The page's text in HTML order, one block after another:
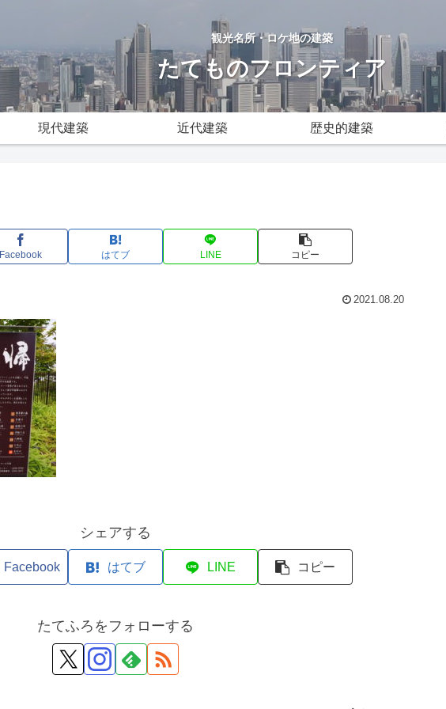
観光名所・ロケ地の建築
たてものフロンティア
現代建築 近代建築 歴史的建築
Facebook はてブ LINE コピー
2021.08.20
シェアする
Facebook はてブ LINE コピー
たてふろをフォローする